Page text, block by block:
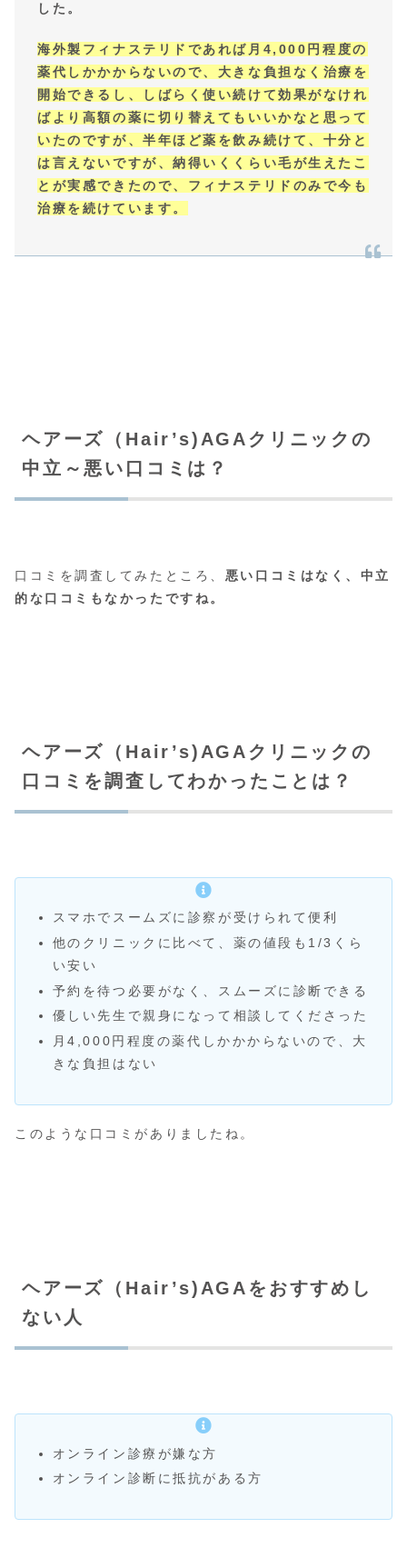
した。
海外製フィナステリドであれば月4,000円程度の
薬代しかかからないので、大きな負担なく治療を
開始できるし、しばらく使い続けて効果がなけれ
ばより高額の薬に切り替えてもいいかなと思って
いたのですが、半年ほど薬を飲み続けて、十分と
は言えないですが、納得いくくらい毛が生えたこ
とが実感できたので、フィナステリドのみで今も
治療を続けています。
ヘアーズ（Hair’s)AGAクリニックの
中立～悪い口コミは？
口コミを調査してみたところ、 悪い口コミはなく、中立
的な口コミもなかったですね。
ヘアーズ（Hair’s)AGAクリニックの
口コミを調査してわかったことは？
スマホでスームズに診察が受けられて便利
他のクリニックに比べて、薬の値段も1/3くら
い安い
予約を待つ必要がなく、スムーズに診断できる
優しい先生で親身になって相談してくださった
月4,000円程度の薬代しかかからないので、大
きな負担はない
このような口コミがありましたね。
ヘアーズ（Hair’s)AGAをおすすめし
ない人
オンライン診療が嫌な方
オンライン診断に抵抗がある方